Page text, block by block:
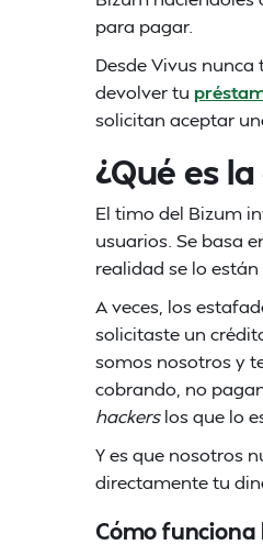
para pagar.
Desde Vivus
devolver tu
solicitan aceptar
¿Qué es
El timo del Bizum
usuarios. Se basa
realidad se lo están
A veces, los
solicitaste un
somos nosotros y
cobrando, no
hackerslos que lo
Y es que nosotros
directamente tu
Cómo